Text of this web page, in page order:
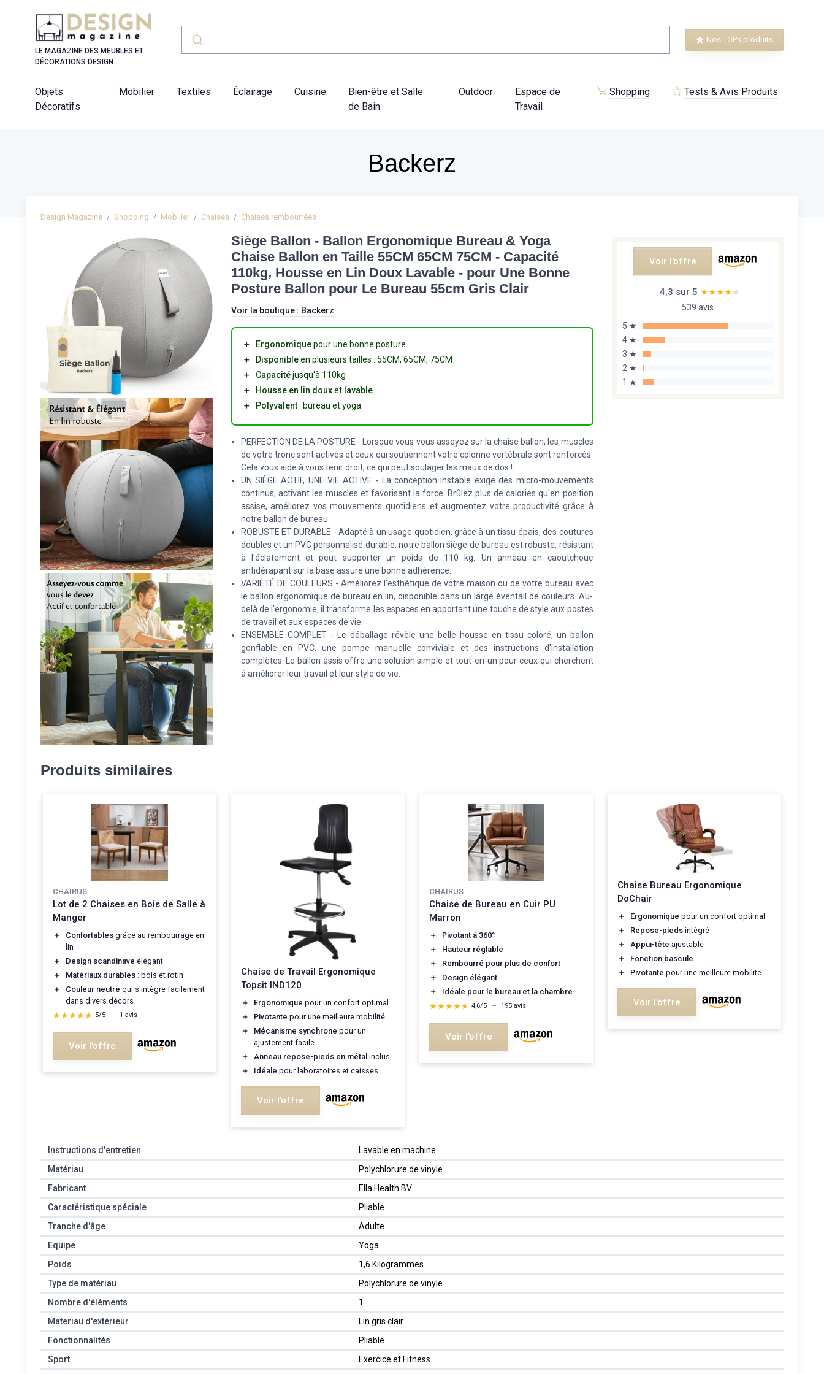
LE MAGAZINE DES MEUBLES ET
DÉCORATIONS DESIGN
Nos TOPs produits
Objets
Décoratifs
Mobilier Textiles Éclairage Cuisine
Bien-être et Salle
de Bain
Outdoor
Espace de
Travail
Shopping Tests & Avis Produits
Backerz
Design Magazine Shopping Mobilier Chaises Chaises rembourrées
Voir l'offre
4,3 sur 5 ★★★★★
★★★★★
539 avis
5 ★
4 ★
3 ★
2 ★
1 ★
Siège Ballon - Ballon Ergonomique Bureau & Yoga
Chaise Ballon en Taille 55CM 65CM 75CM - Capacité
110kg, Housse en Lin Doux Lavable - pour Une Bonne
Posture Ballon pour Le Bureau 55cm Gris Clair
Voir la boutique : Backerz
＋ Ergonomiquepour une bonne posture
＋
Disponibleen plusieurs tailles : 55CM, 65CM, 75CM
＋
Capacitéjusqu'à 110kg
＋
Housse en lin douxet lavable
＋
Polyvalent: bureau et yoga
PERFECTION DE LA POSTURE - Lorsque vous vous asseyez sur la chaise ballon, les muscles
de votre tronc sont activés et ceux qui soutiennent votre colonne vertébrale sont renforcés.
Cela vous aide à vous tenir droit, ce qui peut soulager les maux de dos !
UN SIÈGE ACTIF, UNE VIE ACTIVE - La conception instable exige des micro-mouvements
continus, activant les muscles et favorisant la force. Brûlez plus de calories qu'en position
assise, améliorez vos mouvements quotidiens et augmentez votre productivité grâce à
notre ballon de bureau.
ROBUSTE ET DURABLE - Adapté à un usage quotidien, grâce à un tissu épais, des coutures
doubles et un PVC personnalisé durable, notre ballon siège de bureau est robuste, résistant
à l'éclatement et peut supporter un poids de 110 kg. Un anneau en caoutchouc
antidérapant sur la base assure une bonne adhérence.
VARIÉTÉ DE COULEURS - Améliorez l'esthétique de votre maison ou de votre bureau avec
le ballon ergonomique de bureau en lin, disponible dans un large éventail de couleurs. Au-
delà de l'ergonomie, il transforme les espaces en apportant une touche de style aux postes
de travail et aux espaces de vie.
ENSEMBLE COMPLET - Le déballage révèle une belle housse en tissu coloré, un ballon
gonflable en PVC, une pompe manuelle conviviale et des instructions d'installation
complètes. Le ballon assis offre une solution simple et tout-en-un pour ceux qui cherchent
à améliorer leur travail et leur style de vie.
Produits similaires
CHAIRUS
Lot de 2 Chaises en Bois de Salle à
Manger
＋ Confortables grâce au rembourrage en
lin
＋
Design scandinave élégant
＋
Matériaux durables : bois et rotin
＋
Couleur neutre qui s'intègre facilement
dans divers décors
★★★★★
★★★★★ 5/5 — 1 avis
Voir l'offre
Chaise de Travail Ergonomique
Topsit IND120
＋ Ergonomique pour un confort optimal
＋
Pivotante pour une meilleure mobilité
＋
Mécanisme synchrone pour un
ajustement facile
＋
Anneau repose-pieds en métal inclus
＋
Idéale pour laboratoires et caisses
Voir l'offre
CHAIRUS
Chaise de Bureau en Cuir PU
Marron
＋
Pivotant à 360°
＋
Hauteur réglable
＋
Rembourré pour plus de confort
＋
Design élégant
＋
Idéale pour le bureau et la chambre
★★★★★
★★★★★ 4,6/5 — 195 avis
Voir l'offre
Chaise Bureau Ergonomique
DoChair
＋ Ergonomique pour un confort optimal
＋
Repose-pieds intégré
＋
Appui-tête ajustable
＋
Fonction bascule
＋
Pivotante pour une meilleure mobilité
Voir l'offre
Instructions d'entretien
‎Lavable en machine
Matériau
‎Polychlorure de vinyle
Fabricant
‎Ella Health BV
Caractéristique spéciale
‎Pliable
Tranche d'âge
‎Adulte
Equipe
‎Yoga
Poids
‎1,6 Kilogrammes
Type de matériau
‎Polychlorure de vinyle
Nombre d'éléments
‎1
Materiau d'extérieur
‎Lin gris clair
Fonctionnalités
‎Pliable
Sport
‎Exercice et Fitness